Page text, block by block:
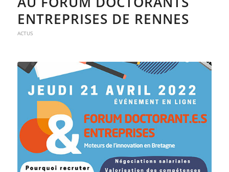
ENTREPRISES DE RENNES
ACTUS